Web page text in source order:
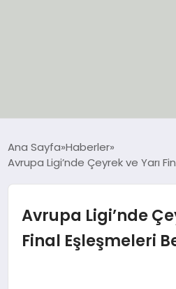
EKONOMİ
GÜNCEL
SIYASET
Ana Sayfa Haberler
Avrupa Ligi’nde Çeyrek ve Yarı
Avrupa Ligi’nde
Final Eşleşmeleri